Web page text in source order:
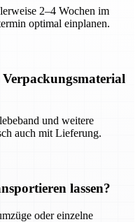
2–4 Wochen im
optimal einplanen.
und weitere
auch mit Lieferung.
lassen?
oder einzelne